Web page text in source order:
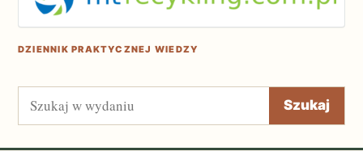
DZIENNIK PRAKTYCZNEJ WIEDZY
Szukaj Szukaj